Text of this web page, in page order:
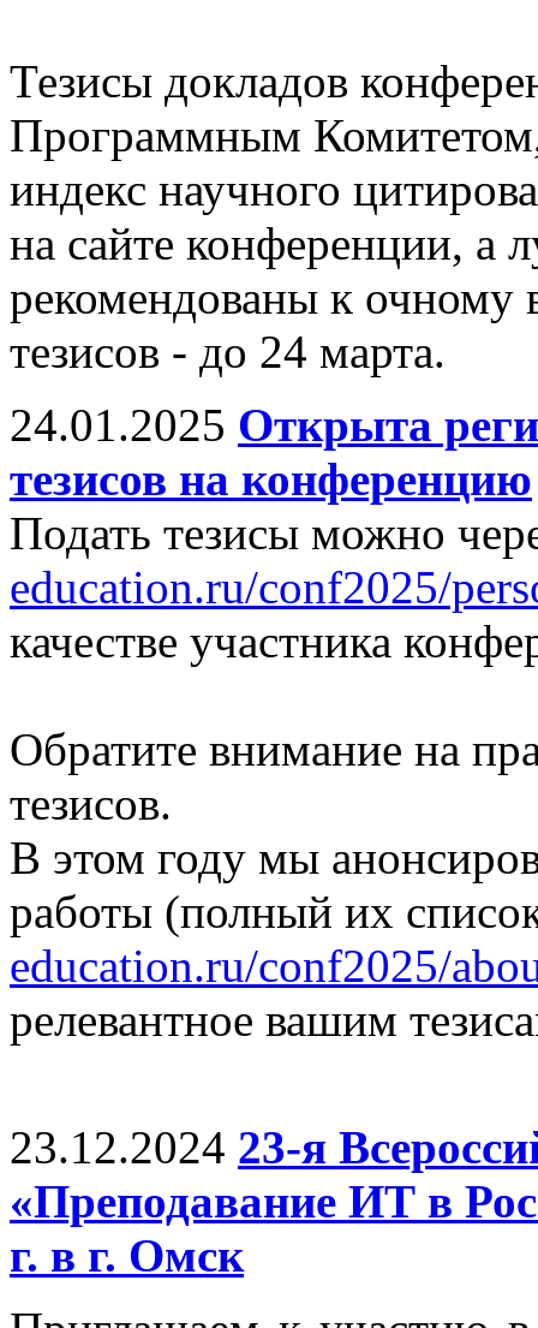
Тезисы докладов
Программным
индекс научного
на сайте конференции, а
рекомендованы к
тезисов - до 24 марта.
24.01.2025 Открыта
тезисов на конференцию
Подать тезисы можно
education.ru/conf2025/
качестве участника
Обратите внимание на
тезисов.
В этом году мы
работы (полный их
education.ru/conf2025/
релевантное вашим
23.12.2024 23-я
«Преподавание ИТ в
г. в г. Омск